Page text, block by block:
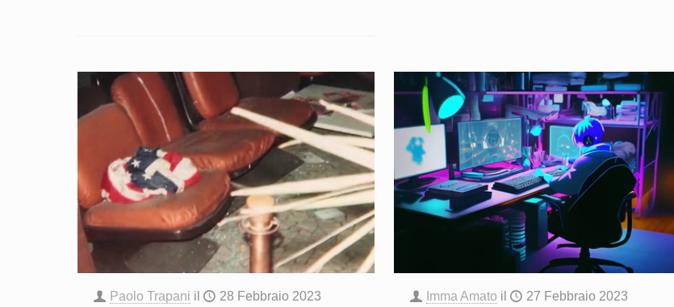
Paolo Trapani il 28 Febbraio 2023 Imma Amato il 27 Febbraio 2023